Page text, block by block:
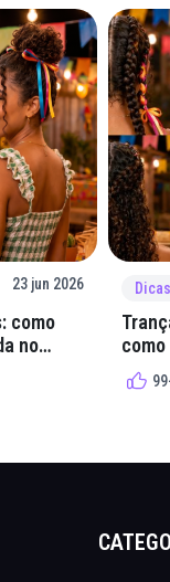
23 jun 2026
como
no